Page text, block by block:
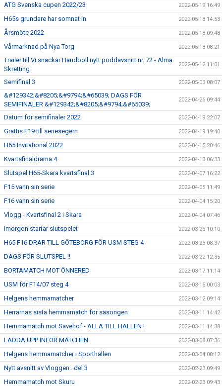
ATG Svenska cupen 2022/23 2022-05-19 16:49
H65s grundare har somnat in 2022-05-18 14:53
Årsmöte 2022 2022-05-18 09:48
Vårmarknad på Nya Torg 2022-05-18 08:21
Trailer till Vi snackar Handboll nytt poddavsnitt nr. 72 - Alma
Skretting
2022-05-12 11:01
Semifinal 3 2022-05-03 08:07
&#129342;&#8205;&#9794;&#65039; DAGS FÖR
SEMIFINALER &#129342;&#8205;&#9794;&#65039;
2022-04-26 09:44
Datum för semifinaler 2022 2022-04-19 22:07
Grattis F19 till seriesegern 2022-04-19 19:40
H65 Invitational 2022 2022-04-15 20:46
Kvartsfinaldrama 4 2022-04-13 06:33
Slutspel H65-Skara kvartsfinal 3 2022-04-07 16:22
F15 vann sin serie 2022-04-05 11:49
F16 vann sin serie 2022-04-04 15:20
Vlogg - Kvartsfinal 2 i Skara 2022-04-04 07:46
Imorgon startar slutspelet 2022-03-26 10:10
H65 F16 DRAR TILL GÖTEBORG FÖR USM STEG 4 2022-03-23 08:37
DAGS FÖR SLUTSPEL !! 2022-03-22 12:35
BORTAMATCH MOT ÖNNERED 2022-03-17 11:14
USM för F14/07 steg 4 2022-03-15 00:03
Helgens hemmamatcher 2022-03-12 09:14
Herrarnas sista hemmamatch för säsongen 2022-03-11 14:42
Hemmamatch mot Sävehof - ALLA TILL HALLEN ! 2022-03-11 14:38
LADDA UPP INFÖR MATCHEN 2022-03-08 07:36
Helgens hemmamatcher i Sporthallen 2022-03-04 08:12
Nytt avsnitt av Vloggen...del 3 2022-02-23 09:49
Hemmamatch mot Skuru 2022-02-23 09:43